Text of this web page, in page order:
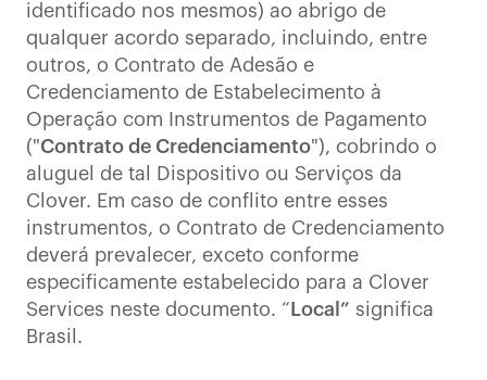
identificado nos mesmos) ao abrigo de
qualquer acordo separado, incluindo, entre
outros, o Contrato de Adesão e
Credenciamento de Estabelecimento à
Operação com Instrumentos de Pagamento
("Contrato de Credenciamento"), cobrindo o
aluguel de tal Dispositivo ou Serviços da
Clover. Em caso de conflito entre esses
instrumentos, o Contrato de Credenciamento
deverá prevalecer, exceto conforme
especificamente estabelecido para a Clover
Services neste documento. “ Local” significa
Brasil.